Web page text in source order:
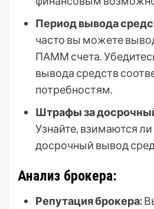
Период вывода
часто вы можете
ПАММ счета.
вывода средств
потребностям.
Штрафы за
Узнайте, взимаются
досрочный вывод
Анализ брокера:
Репутация брокера: